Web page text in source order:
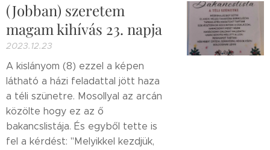
(Jobban) szeretem
magam kihívás 23. napja
2023.12.23
A kislányom (8) ezzel a képen
látható a házi feladattal jött haza
a téli szünetre. Mosollyal az arcán
közölte hogy ez az ő
bakancslistája. És egyből tette is
fel a kérdést: "Melyikkel kezdjük,